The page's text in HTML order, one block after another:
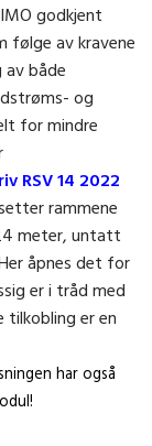
godkjent
følge av kravene
av både
og
for mindre
RSV 14 2022
rammene
meter, untatt
åpnes det for
er i tråd med
tilkobling er en
har også